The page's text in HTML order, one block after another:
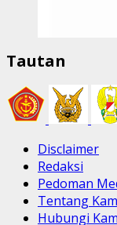
Tautan
Disclaimer
Redaksi
Pedoman
Tentang
Hubungi